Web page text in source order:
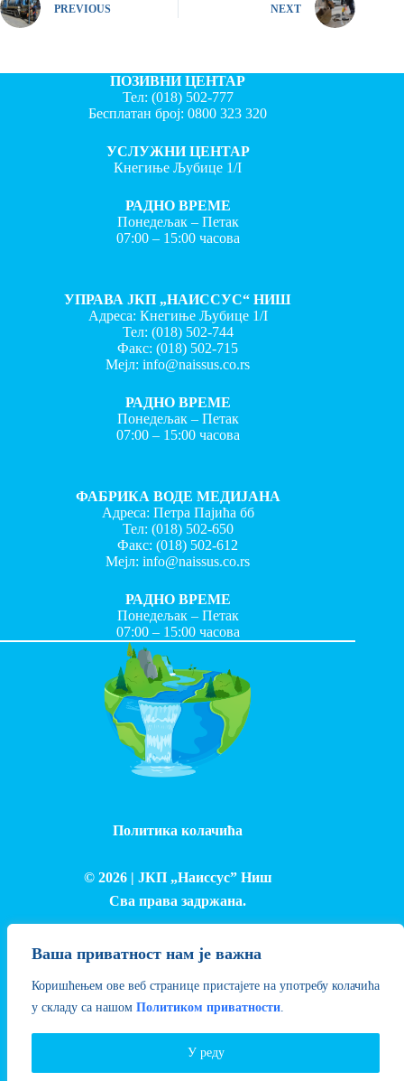
Ваша приватност нам је важна
Коришћењем ове веб странице пристајете на употребу колачића
у складу са нашом Политиком приватности.
У реду
PREVIOUS NEXT
ПОЗИВНИ ЦЕНТАР
Тел: (018) 502-777
Бесплатан број:0800 323 320
УСЛУЖНИ ЦЕНТАР
Кнегиње Љубице 1/I
РАДНО ВРЕМЕ
Понедељак – Петак
07:00 – 15:00 часова
УПРАВА ЈКП „НАИССУС“ НИШ
Адреса: Кнегиње Љубице 1/I
Тел: (018) 502-744
Факс:(018) 502-715
Мејл:info@naissus.co.rs
РАДНО ВРЕМЕ
Понедељак – Петак
07:00 – 15:00 часова
ФАБРИКА ВОДЕ МЕДИЈАНА
Адреса: Петра Пајића бб
Тел: (018) 502-650
Факс:(018) 502-612
Мејл:info@naissus.co.rs
РАДНО ВРЕМЕ
Понедељак – Петак
07:00 – 15:00 часова
Политика колачића
© 2026 | ЈКП „Наиссус” Ниш
Сва права задржана.
Израда и одржавање сајта - Лука Петровић